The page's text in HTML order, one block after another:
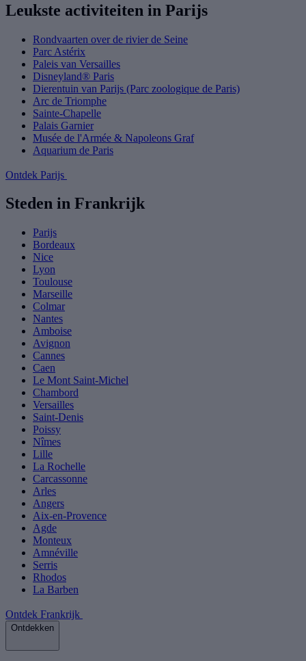
Leukste activiteiten in Parijs
Rondvaarten over de rivier de Seine
Parc Astérix
Paleis van Versailles
Disneyland® Paris
Dierentuin van Parijs (Parc zoologique de Paris)
Arc de Triomphe
Sainte-Chapelle
Palais Garnier
Musée de l'Armée & Napoleons Graf
Aquarium de Paris
Ontdek Parijs
Steden in Frankrijk
Parijs
Bordeaux
Nice
Lyon
Toulouse
Marseille
Colmar
Nantes
Amboise
Avignon
Cannes
Caen
Le Mont Saint-Michel
Chambord
Versailles
Saint-Denis
Poissy
Nîmes
Lille
La Rochelle
Carcassonne
Arles
Angers
Aix-en-Provence
Agde
Monteux
Amnéville
Serris
Rhodos
La Barben
Ontdek Frankrijk
Ontdekken